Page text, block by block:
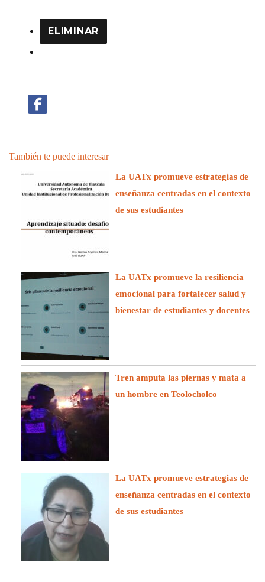
ELIMINAR
También te puede interesar
La UATx promueve estrategias de
enseñanza centradas en el contexto
de sus estudiantes
La UATx promueve la resiliencia
emocional para fortalecer salud y
bienestar de estudiantes y docentes
Tren amputa las piernas y mata a
un hombre en Teolocholco
La UATx promueve estrategias de
enseñanza centradas en el contexto
de sus estudiantes